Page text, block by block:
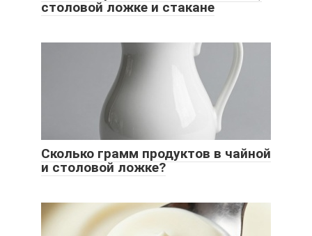
столовой ложке и стакане
Сколько грамм продуктов в чайной
и столовой ложке?